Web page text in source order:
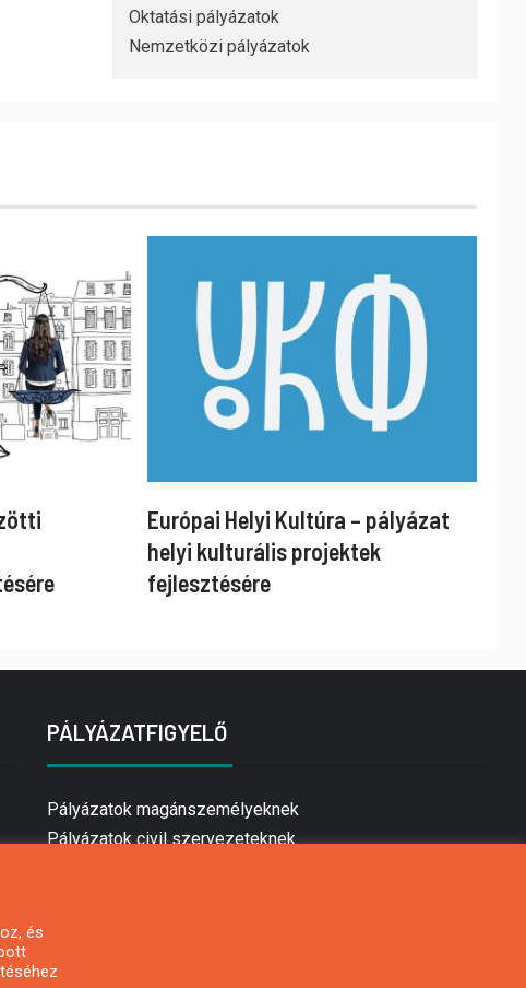
Oktatási pályázatok
Nemzetközi pályázatok
Európai Helyi Kultúra – pályázat
helyi kulturális projektek
fejlesztésére
PÁLYÁZATFIGYELŐ
Pályázatok magánszemélyeknek
Pályázatok civil szervezeteknek
és